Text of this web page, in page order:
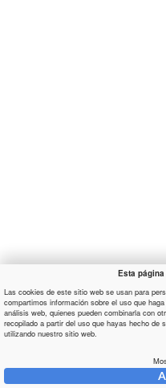
Esta
Las cookies de este sitio web se usan para
compartimos información sobre el uso que
análisis web, quienes pueden combinarla con
recopilado a partir del uso que hayas hecho
utilizando nuestro sitio web.